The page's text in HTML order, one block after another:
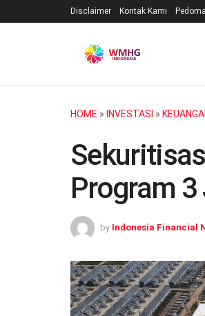
Disclaimer Kontak Kami
HOME » INVESTASI »
Program
by Indonesia Financial